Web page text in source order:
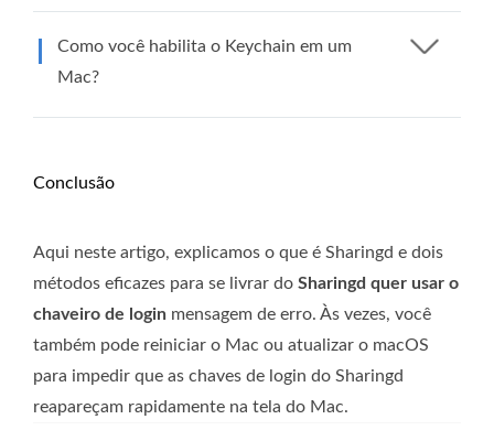
Como você habilita o Keychain em um
Mac?
Conclusão
Aqui neste artigo, explicamos o que é Sharingd e dois
métodos eficazes para se livrar do Sharingd quer usar o
chaveiro de login mensagem de erro. Às vezes, você
também pode reiniciar o Mac ou atualizar o macOS
para impedir que as chaves de login do Sharingd
reapareçam rapidamente na tela do Mac.